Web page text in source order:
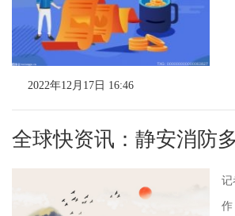
2022年12月17日 16:46
全球快资讯：静安消防
记
作